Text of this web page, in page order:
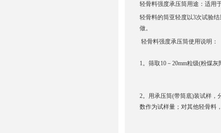
轻骨料强度承压筒用途：适用
轻骨料的筒亚轻度以3次试验
做。
轻骨料强度承压筒使用说明：
1。筛取10－20mm粒级(粉煤
2。用承压筒(带筒底)装试样，
数作为试样量；对其他轻骨料